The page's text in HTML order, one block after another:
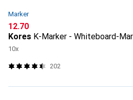
Marker
CHF
12.70
Kores K-Marker - Whiteboard-
10x
202